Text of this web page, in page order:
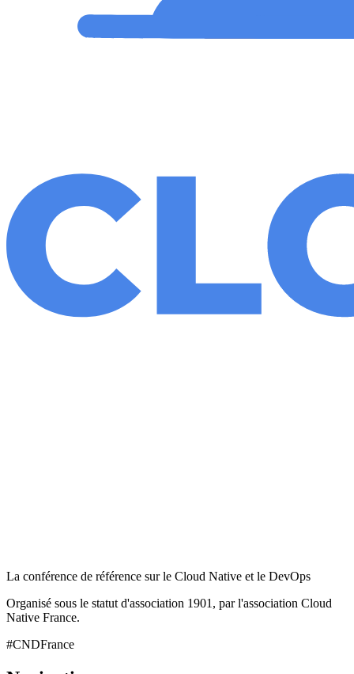
La conférence de référence sur le Cloud Native et le DevOps
Organisé sous le statut d'association 1901, par l'association Cloud
Native France.
#CNDFrance